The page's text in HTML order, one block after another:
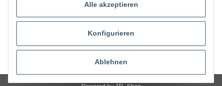
Alle akzeptieren
Konfigurieren
Ablehnen
* Alle Preise inkl. gesetzlicher USt., zzgl.